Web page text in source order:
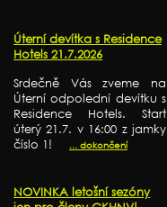
Úterní devítka s Residence
Hotels 21.7.2026
Srdečně Vás zveme na
Úterní odpolední devítku s
Residence Hotels. Start
úterý 21.7. v 16:00 z jamky
číslo 1!
... dokončení
NOVINKA letošní sezóny